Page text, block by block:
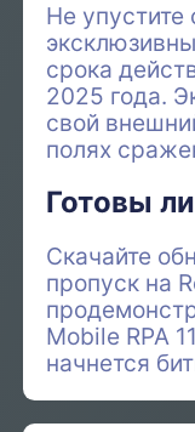
Не упустите
срока
2025 года.
свой
полях
Готовы
Скачайте
пропуск на
Mobile RPA
начнется